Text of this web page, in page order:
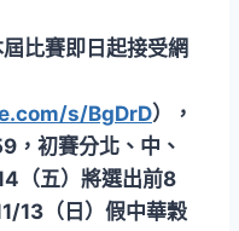
比賽即日起接受網
s/BgDrD），
初賽分北、中、
（五）將選出前8
13（日）假中華穀